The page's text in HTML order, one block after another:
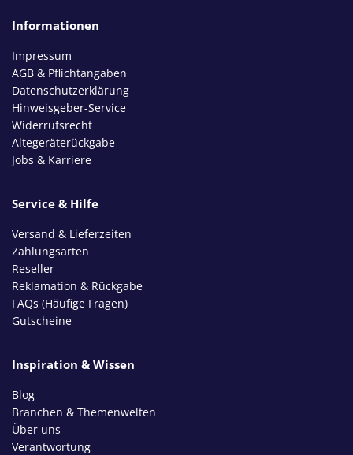
Informationen
Impressum
AGB & Pflichtangaben
Datenschutzerklärung
Hinweisgeber-Service
Widerrufsrecht
Altegeräterückgabe
Jobs & Karriere
Service & Hilfe
Versand & Lieferzeiten
Zahlungsarten
Reseller
Reklamation & Rückgabe
FAQs (Häufige Fragen)
Gutscheine
Inspiration & Wissen
Blog
Branchen & Themenwelten
Über uns
Verantwortung